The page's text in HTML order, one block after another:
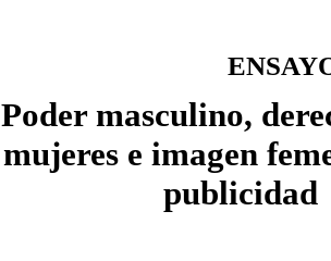
Poder masculino,
mujeres e imagen
publicidad